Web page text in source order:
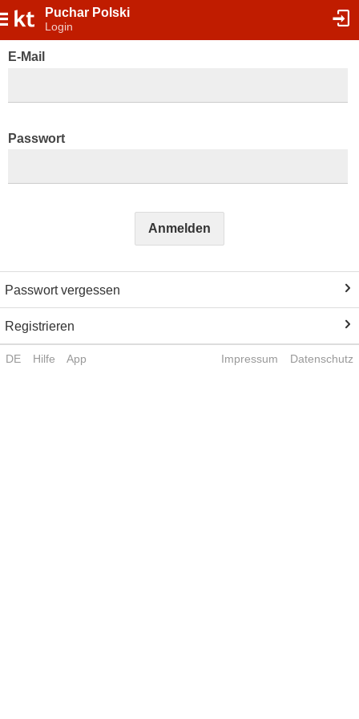
Puchar Polski
Login
E-Mail
Passwort
Anmelden
Passwort vergessen
Registrieren
DE Hilfe App Impressum Datenschutz